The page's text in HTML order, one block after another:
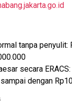
tanpa penyulit:
secara
dengan